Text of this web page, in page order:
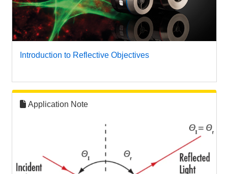
Introduction to Reflective Objectives
Application Note